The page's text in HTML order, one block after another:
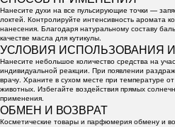
Нанесите духи на все пульсирующие точки —
локтей. Контролируйте интенсивность аромата
нанесения. Благодаря натуральному составу
качестве масла для кутикулы.
УСЛОВИЯ ИСПОЛЬЗОВАНИЯ
Нанесите небольшое количество средства на
индивидуальной реакции. При появлении
врачу. Храните в сухом месте при температуре
животных. Избегайте воздействия прямых
применения.
ОБМЕН И ВОЗВРАТ
Косметические товары и парфюмерия обмену и